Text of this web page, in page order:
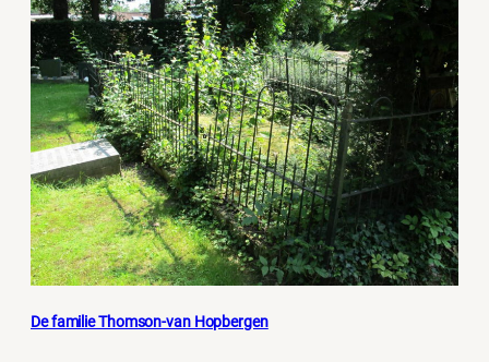
De familie Thomson-van Hopbergen